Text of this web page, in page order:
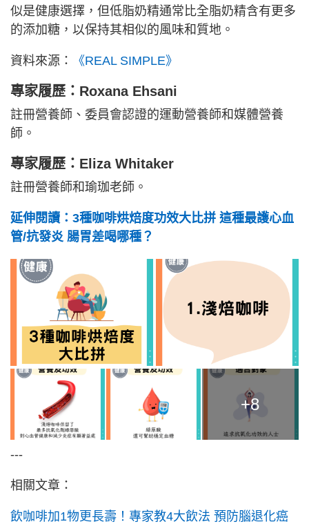
似是健康選擇，但低脂奶精通常比全脂奶精含有更多
的添加糖，以保持其相似的風味和質地。
資料來源： 《REAL SIMPLE》
專家履歷：Roxana Ehsani
註冊營養師、委員會認證的運動營養師和媒體營養
師。
專家履歷：Eliza Whitaker
註冊營養師和瑜珈老師。
延伸閱讀：3種咖啡烘焙度功效大比拼 這種最護心血
管/抗發炎 腸胃差喝哪種？
+8
---
相關文章：
飲咖啡加1物更長壽！專家教4大飲法 預防腦退化癌